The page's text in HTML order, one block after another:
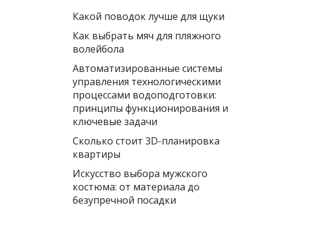
Какой поводок лучше для щуки
Как выбрать мяч для пляжного
волейбола
Автоматизированные системы
управления технологическими
процессами водоподготовки:
принципы функционирования и
ключевые задачи
Сколько стоит 3D-планировка
квартиры
Искусство выбора мужского
костюма: от материала до
безупречной посадки